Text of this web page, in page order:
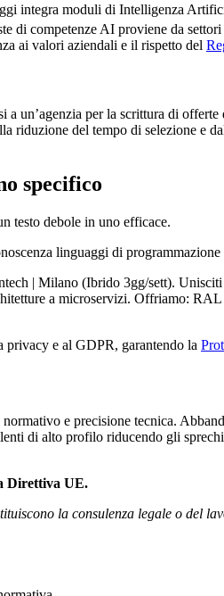
integra moduli di Intelligenza
di competenze AI proviene da
ai valori aziendali e il rispetto del
un’agenzia per la scrittura di
del tempo di selezione e
specifico
testo debole in uno efficace.
linguaggi di
| Milano (Ibrido 3gg/sett).
a microservizi. Offriamo:
privacy e al GDPR, garantendo la
e precisione tecnica.
di alto profilo riducendo gli
Direttiva UE.
la consulenza legale o del